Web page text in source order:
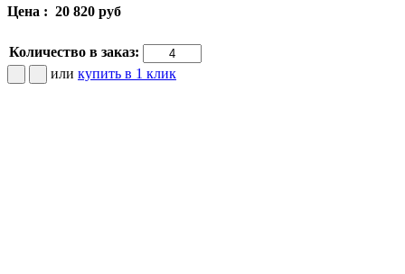
Цена : 20 820 руб
Количество в заказ:
или купить в 1 клик